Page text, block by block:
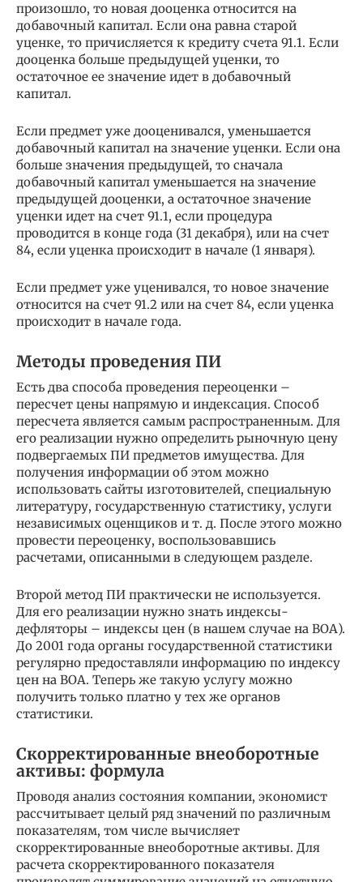
произошло, то новая дооценка относится на
добавочный капитал. Если она равна старой
уценке, то причисляется к кредиту счета 91.1. Если
дооценка больше предыдущей уценки, то
остаточное ее значение идет в добавочный
капитал.
Если предмет уже дооценивался, уменьшается
добавочный капитал на значение уценки. Если она
больше значения предыдущей, то сначала
добавочный капитал уменьшается на значение
предыдущей дооценки, а остаточное значение
уценки идет на счет 91.1, если процедура
проводится в конце года (31 декабря), или на счет
84, если уценка происходит в начале (1 января).
Если предмет уже уценивался, то новое значение
относится на счет 91.2 или на счет 84, если уценка
происходит в начале года.
Методы проведения ПИ
Есть два способа проведения переоценки –
пересчет цены напрямую и индексация. Способ
пересчета является самым распространенным. Для
его реализации нужно определить рыночную цену
подвергаемых ПИ предметов имущества. Для
получения информации об этом можно
использовать сайты изготовителей, специальную
литературу, государственную статистику, услуги
независимых оценщиков и т. д. После этого можно
провести переоценку, воспользовавшись
расчетами, описанными в следующем разделе.
Второй метод ПИ практически не используется.
Для его реализации нужно знать индексы-
дефляторы – индексы цен (в нашем случае на ВОА).
До 2001 года органы государственной статистики
регулярно предоставляли информацию по индексу
цен на ВОА. Теперь же такую услугу можно
получить только платно у тех же органов
статистики.
Скорректированные внеоборотные
активы: формула
Проводя анализ состояния компании, экономист
рассчитывает целый ряд значений по различным
показателям, том числе вычисляет
скорректированные внеоборотные активы. Для
расчета скорректированного показателя